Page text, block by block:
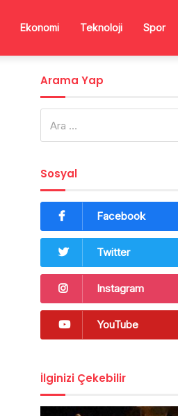
Ekonomi Teknoloji Spor
Arama Yap
Sosyal
Facebook
Twitter
Instagram
YouTube
İlginizi Çekebilir